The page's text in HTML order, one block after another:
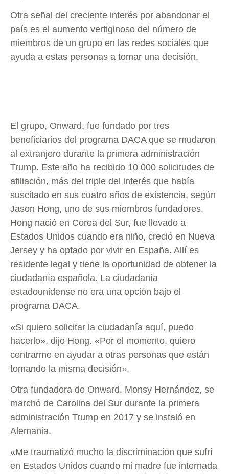
Otra señal del creciente interés por abandonar el
país es el aumento vertiginoso del número de
miembros de un grupo en las redes sociales que
ayuda a estas personas a tomar una decisión.
El grupo, Onward, fue fundado por tres
beneficiarios del programa DACA que se mudaron
al extranjero durante la primera administración
Trump. Este año ha recibido 10 000 solicitudes de
afiliación, más del triple del interés que había
suscitado en sus cuatro años de existencia, según
Jason Hong, uno de sus miembros fundadores.
Hong nació en Corea del Sur, fue llevado a
Estados Unidos cuando era niño, creció en Nueva
Jersey y ha optado por vivir en España. Allí es
residente legal y tiene la oportunidad de obtener la
ciudadanía española. La ciudadanía
estadounidense no era una opción bajo el
programa DACA.
«Si quiero solicitar la ciudadanía aquí, puedo
hacerlo», dijo Hong. «Por el momento, quiero
centrarme en ayudar a otras personas que están
tomando la misma decisión».
Otra fundadora de Onward, Monsy Hernández, se
marchó de Carolina del Sur durante la primera
administración Trump en 2017 y se instaló en
Alemania.
«Me traumatizó mucho la discriminación que sufrí
en Estados Unidos cuando mi madre fue internada